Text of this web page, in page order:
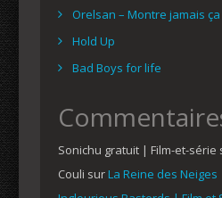
Orelsan – Montre jamais
Hold Up
Bad Boys for life
Sonichu gratuit | Film-et-série
Couli surLa Reine des Neiges